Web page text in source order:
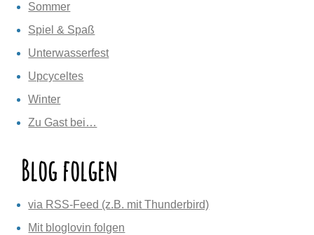
Sommer
Spiel & Spaß
Unterwasserfest
Upcyceltes
Winter
Zu Gast bei…
Blog folgen
via RSS-Feed (z.B. mit Thunderbird)
Mit bloglovin folgen